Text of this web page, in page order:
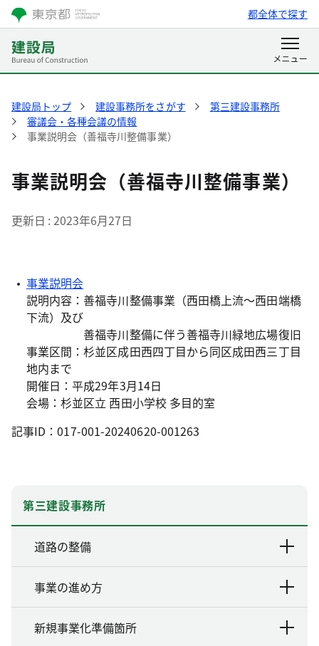
都全体で探す
建設局トップ 建設事務所をさがす
第三建設事務所
審議会・各種会議の情報
事業説明会（善福寺川整備事業）
事業説明会（善福寺川整備事業）
更新日 2023年6月27日
事業説明会
説明内容：善福寺川整備事業（西田橋上流～西田端橋
下流）及び
善福寺川整備に伴う善福寺川緑地広場復旧
事業区間：杉並区成田西四丁目から同区成田西三丁目
地内まで
開催日：平成29年3月14日
会場：杉並区立 西田小学校 多目的室
記事ID：017-001-20240620-001263
第三建設事務所
道路の整備
事業の進め方
新規事業化準備箇所